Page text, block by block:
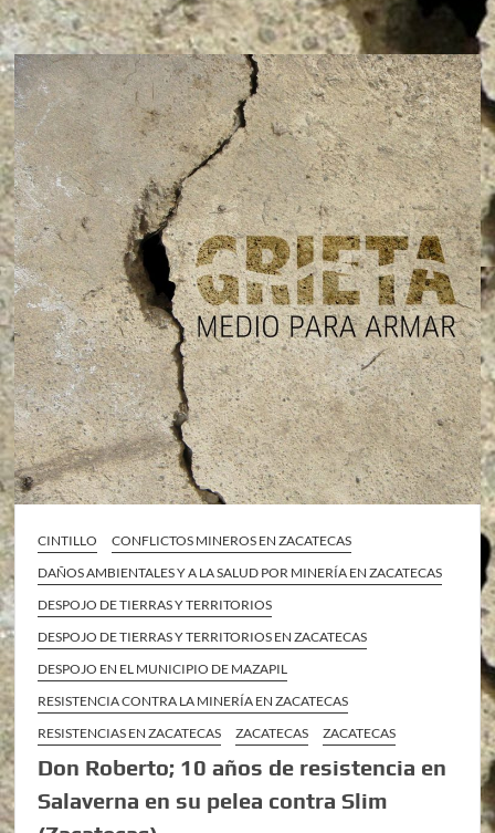
CINTILLO
CONFLICTOS MINEROS EN ZACATECAS
DAÑOS AMBIENTALES Y A LA SALUD POR MINERÍA EN ZACATECAS
DESPOJO DE TIERRAS Y TERRITORIOS
DESPOJO DE TIERRAS Y TERRITORIOS EN ZACATECAS
DESPOJO EN EL MUNICIPIO DE MAZAPIL
RESISTENCIA CONTRA LA MINERÍA EN ZACATECAS
RESISTENCIAS EN ZACATECAS
ZACATECAS ZACATECAS
Don Roberto; 10 años de resistencia en
Salaverna en su pelea contra Slim